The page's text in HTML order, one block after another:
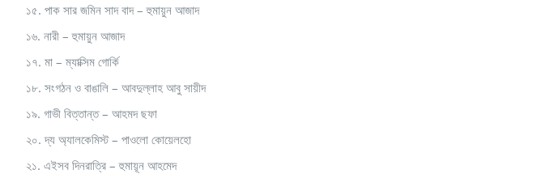
১৫. পাক সার জমিন সাদ বাদ – হুমায়ুন আজাদ
১৬. নারী – হুমায়ুন আজাদ
১৭. মা – ম্যাক্সিম গোর্কি
১৮. সংগঠন ও বাঙালি – আবদুল্লাহ আবু সায়ীদ
১৯. গাভী বিত্তান্ত – আহমদ ছফা
২০. দ্য অ্যালকেমিস্ট – পাওলো কোয়েলহো
২১. এইসব দিনরাত্রি – হুমায়ূন আহমেদ